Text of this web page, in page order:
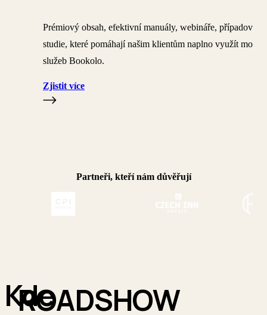
Prémiový obsah, efektivní manuály, webináře, případové
studie, které pomáhají našim klientům naplno využít
služeb Bookolo.
Zjistit více
Partneři, kteří nám důvěřují
Kde
10
ROADSHOW